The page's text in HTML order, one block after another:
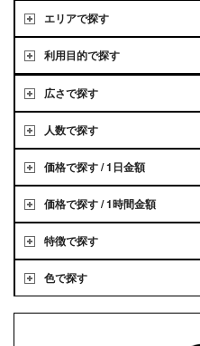
エリアで探す
利用目的で探す
広さで探す
人数で探す
価格で探す / 1日金額
価格で探す / 1時間金額
特徴で探す
色で探す